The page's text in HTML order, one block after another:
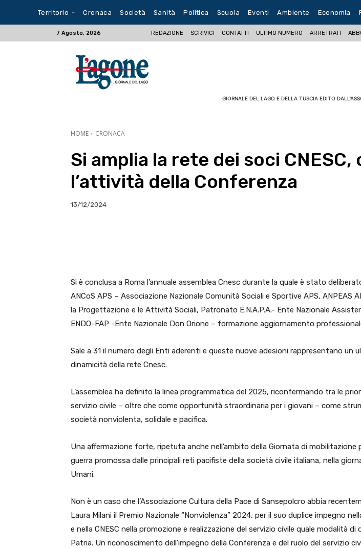
Territorio Cronaca Società Sanità Politica Scuola Eventi Ambiente Economia
7 Agosto, 2026 REDAZIONE SCRIVICI CONTATTI ULTIMO NUMERO ARRETRATI
GIORNALE DEL LAGO E DELLA TUSCIA EDITO
HOME CRONACA
Si amplia la rete dei soci CNESC,
l’attività della Conferenza
13/12/2024
Si è conclusa a Roma l’annuale assemblea Cnesc durante la quale è stato
ANCoS APS – Associazione Nazionale Comunità Sociali e Sportive APS, ANPEAS
la Progettazione e le Attività Sociali, Patronato E.N.A.P.A.- Ente Nazionale
ENDO-FAP -Ente Nazionale Don Orione – formazione aggiornamento
Sale a 31 il numero degli Enti aderenti e queste nuove adesioni rappresentano un
dinamicità della rete Cnesc.
L’assemblea ha definito la linea programmatica del 2025, riconfermando tra le
servizio civile – oltre che come opportunità straordinaria per i giovani – come
società nonviolenta, solidale e pacifica.
Una affermazione forte, ripetuta anche nell’ambito della Giornata di
guerra promossa dalle principali reti pacifiste della società civile italiana, nella
Umani.
Non è un caso che l’Associazione Cultura della Pace di Sansepolcro abbia
Laura Milani il Premio Nazionale “Nonviolenza” 2024, per il suo duplice impegno
e nella CNESC nella promozione e realizzazione del servizio civile quale modalità
Patria. Un riconoscimento dell’impegno della Conferenza e del ruolo del servizio